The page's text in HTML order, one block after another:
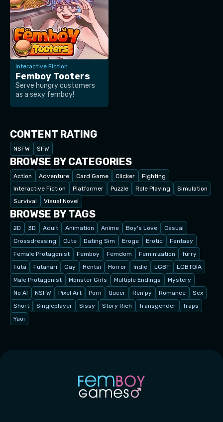
Interactive Fiction
Femboy Tooters
Serve hungry customers
as a sexy femboy!
CONTENT RATING
NSFW SFW
BROWSE BY CATEGORIES
Action Adventure Card Game Clicker
Fighting
Interactive Fiction
Platformer Puzzle Role Playing
Simulation
Survival
Visual Novel
BROWSE BY TAGS
2D 3D Adult Animation Anime Boy's Love
Casual
Crossdressing
Cute Dating Sim Eroge Erotic
Fantasy
Female Protagonist
Femboy Femdom Feminization
furry
Futa
Futanari Gay Hentai Horror Indie LGBT
LGBTQIA
Male Protagonist
Monster Girls Multiple Endings
Mystery
No AI
NSFW Pixel Art Porn Queer Ren'py Romance
Sex
Short
Singleplayer Sissy Story Rich Transgender
Traps
Yaoi